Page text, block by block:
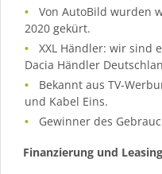
Von AutoBild wurden
2020 gekürt.
XXL Händler: wir sind
Dacia Händler
Bekannt aus TV-
und Kabel Eins.
Gewinner des
Finanzierung und Leasing